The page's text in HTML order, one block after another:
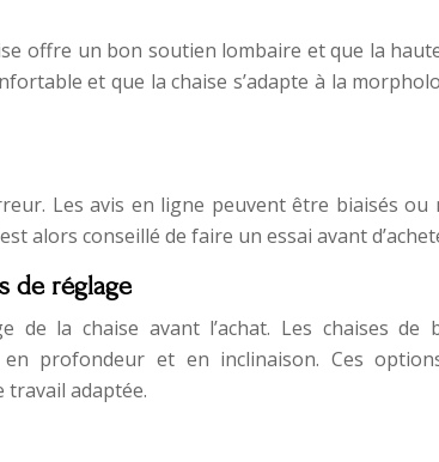
offre un bon soutien lombaire et que la
et que la chaise s’adapte à la
Les avis en ligne peuvent être biaisés ou
alors conseillé de faire un essai avant
de réglage
la chaise avant l’achat. Les chaises de
profondeur et en inclinaison. Ces
adaptée.